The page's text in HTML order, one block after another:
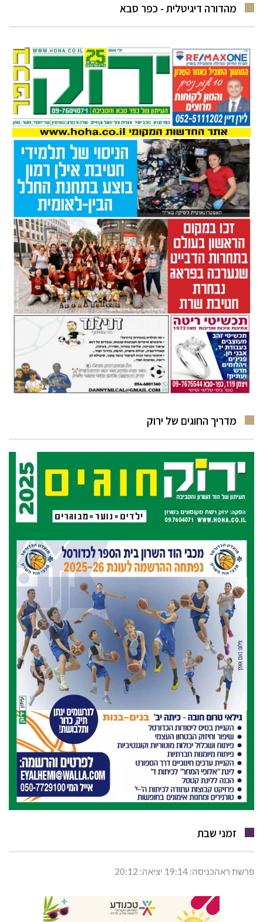
מהדורה דיגיטלית - כפר סבא
מדריך החוגים של ירוק
זמני שבת
פרשת ראהכניסה: 19:14 יציאה: 20:12